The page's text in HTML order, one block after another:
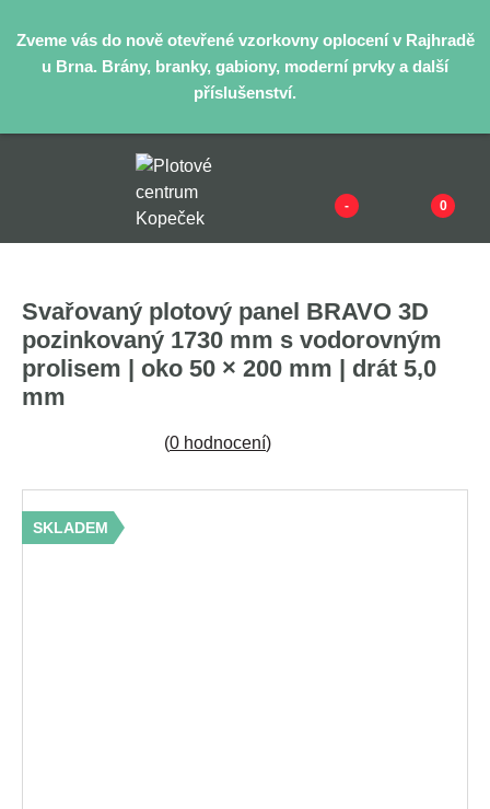
Zveme vás do nově otevřené vzorkovny oplocení v Rajhradě
u Brna. Brány, branky, gabiony, moderní prvky a další
příslušenství.
- 0
Svařovaný plotový panel BRAVO 3D
pozinkovaný 1730 mm s vodorovným
prolisem | oko 50 × 200 mm | drát 5,0
mm
(0 hodnocení)
SKLADEM